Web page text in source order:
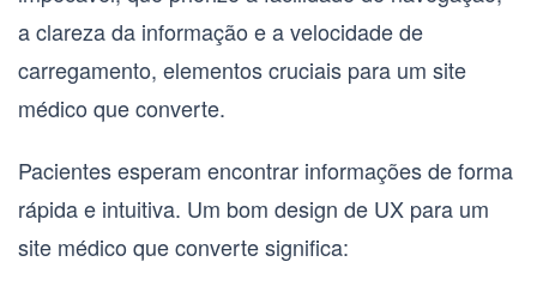
a clareza da informação e a velocidade de
carregamento, elementos cruciais para um site
médico que converte.
Pacientes esperam encontrar informações de forma
rápida e intuitiva. Um bom design de UX para um
site médico que convertesignifica: